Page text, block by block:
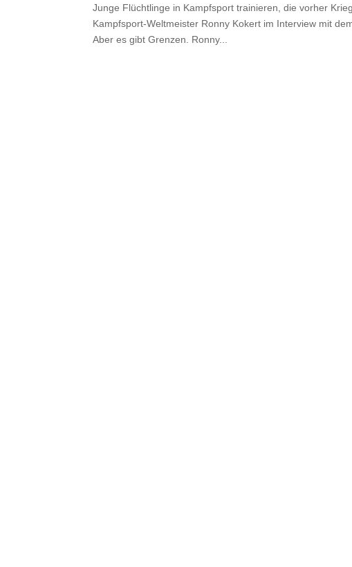
Junge Flüchtlinge in Kampfsport trainieren, die vorher
Kampfsport-Weltmeister Ronny Kokert im Interview mit
Aber es gibt Grenzen. Ronny...